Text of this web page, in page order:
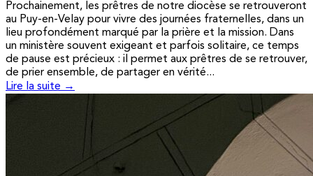
Prochainement, les prêtres de notre diocèse se retrouveront
au Puy-en-Velay pour vivre des journées fraternelles, dans un
lieu profondément marqué par la prière et la mission. Dans
un ministère souvent exigeant et parfois solitaire, ce temps
de pause est précieux : il permet aux prêtres de se retrouver,
de prier ensemble, de partager en vérité...
Lire la suite →